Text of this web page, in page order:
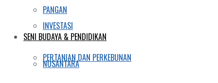
PANGAN
SENI BUDAYA & PENDIDIKAN
NUSANTARA
INVESTASI
PERTANIAN DAN PERKEBUNAN